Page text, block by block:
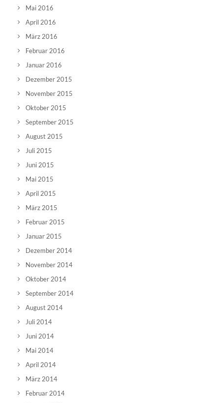
Mai 2016
April 2016
März 2016
Februar 2016
Januar 2016
Dezember 2015
November 2015
Oktober 2015
September 2015
August 2015
Juli 2015
Juni 2015
Mai 2015
April 2015
März 2015
Februar 2015
Januar 2015
Dezember 2014
November 2014
Oktober 2014
September 2014
August 2014
Juli 2014
Juni 2014
Mai 2014
April 2014
März 2014
Februar 2014